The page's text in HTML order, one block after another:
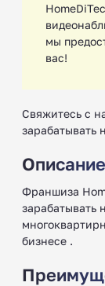
мы
вас!
Свяжитесь с
зарабатывать
Франшиза
зарабатывать
бизнесе .